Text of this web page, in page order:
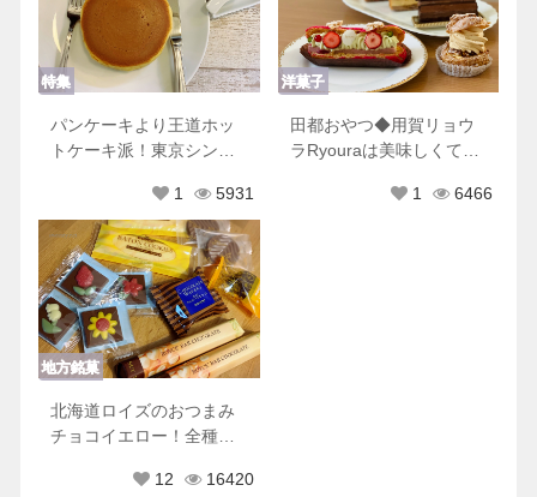
特集
パンケーキより王道ホッ
トケーキ派！東京シンプ
1
5931
洋菓子
田都おやつ◆用賀リョウ
ラRyouraは美味しくて可
1 6466
地方銘菓
北海道ロイズのおつまみ
チョコイエロー！全種類
12
16420